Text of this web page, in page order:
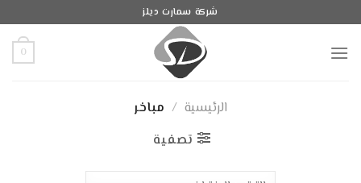
to
content
شركة سمارت ديلز
0
الرئيسية / مباخر
تصفية